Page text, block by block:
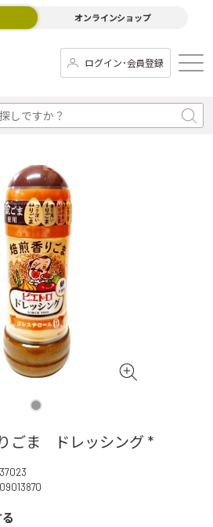
オンラインショップ
ログイン･会員登録
ごま ドレッシング *